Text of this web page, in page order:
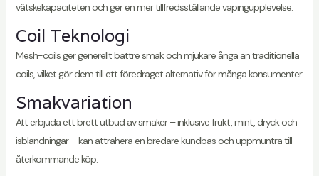
vätskekapaciteten och ger en mer tillfredsställande vapingupplevelse.
Coil Teknologi
Mesh-coils ger generellt bättre smak och mjukare ånga än traditionella
coils, vilket gör dem till ett föredraget alternativ för många konsumenter.
Smakvariation
Att erbjuda ett brett utbud av smaker – inklusive frukt, mint, dryck och
isblandningar – kan attrahera en bredare kundbas och uppmuntra till
återkommande köp.